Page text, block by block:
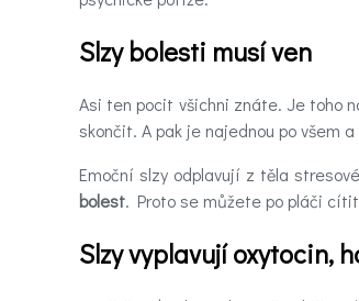
Kontakt
Registrace
Slzy bolesti musí ven
Asi ten pocit všichni znáte. Je toho
skončit. A pak je najednou po všem
Emoční slzy odplavují z těla
bolest. Proto se můžete po pláči
Slzy vyplavují oxytocin,